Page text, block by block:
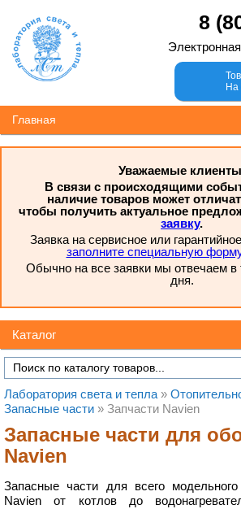
8
На
Главная
Уважаемые
В связи с происходящими
наличие товаров может
чтобы получить актуальное
заявку.
Заявка на сервисное или
заполните специальную
Обычно на все заявки мы отвечаем в
дня.
Каталог
Лаборатория света и тепла »
Запасные части » Запчасти Navien
Запасные части для
Navien
Запасные части для всего
Navien от котлов до